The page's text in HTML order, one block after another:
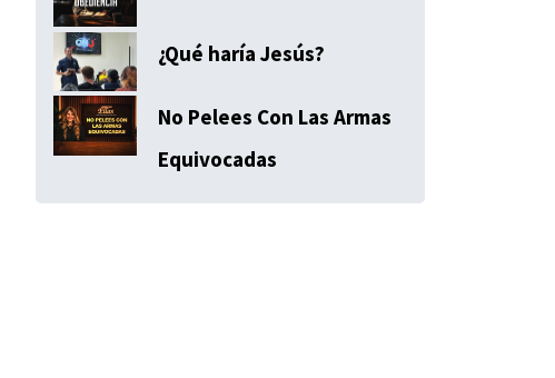
¿Qué haría Jesús?
No Pelees Con Las Armas
Equivocadas